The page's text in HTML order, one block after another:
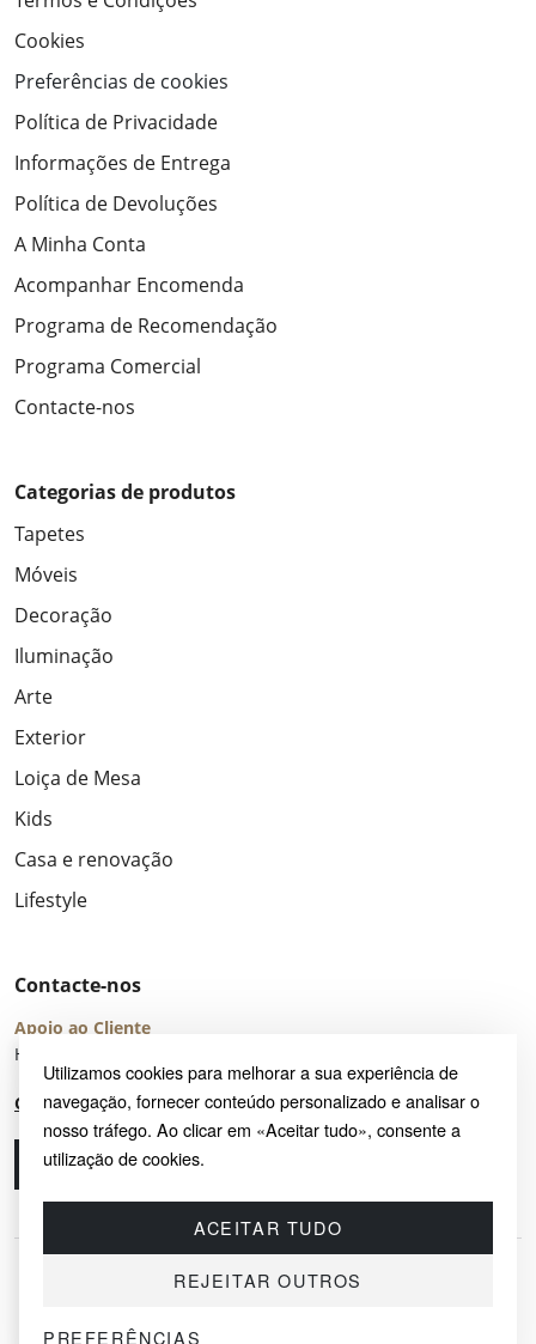
Utilizamos cookies para melhorar a sua experiência de
navegação, fornecer conteúdo personalizado e analisar o
nosso tráfego. Ao clicar em «Aceitar tudo», consente a
utilização de cookies.
ACEITAR TUDO
REJEITAR OUTROS
PREFERÊNCIAS
Cookies
Preferências de cookies
Política de Privacidade
Informações de Entrega
Política de Devoluções
A Minha Conta
Acompanhar Encomenda
Programa de Recomendação
Programa Comercial
Contacte-nos
Categorias de produtos
Tapetes
Móveis
Decoração
Iluminação
Arte
Exterior
Loiça de Mesa
Kids
Casa e renovação
Lifestyle
Contacte-nos
Apoio ao Cliente
Horário de Atendimento: seg – sex 8:00 – 16:00 (UTC+2)
Centro de Ajuda
Ligue-nos
© 2026 SAYRUG OÜ · KESKLINNA LINNAOSA, AHTRI TN 12, 10151, TALLINN,